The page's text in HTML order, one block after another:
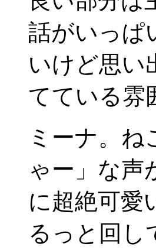
話がいっぱ
いけど思い
てている雰
ミーナ。
ゃー」な声
に超絶可愛
るっと回し